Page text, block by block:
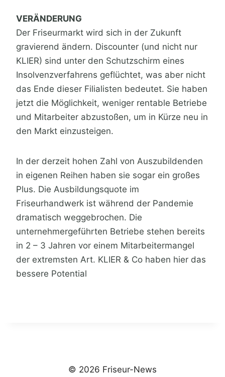
VERÄNDERUNG
Der Friseurmarkt wird sich in der Zukunft
gravierend ändern. Discounter (und nicht nur
KLIER) sind unter den Schutzschirm eines
Insolvenzverfahrens geflüchtet, was aber nicht
das Ende dieser Filialisten bedeutet. Sie haben
jetzt die Möglichkeit, weniger rentable Betriebe
und Mitarbeiter abzustoßen, um in Kürze neu in
den Markt einzusteigen.
In der derzeit hohen Zahl von Auszubildenden
in eigenen Reihen haben sie sogar ein großes
Plus. Die Ausbildungsquote im
Friseurhandwerk ist während der Pandemie
dramatisch weggebrochen. Die
unternehmergeführten Betriebe stehen bereits
in 2 – 3 Jahren vor einem Mitarbeitermangel
der extremsten Art. KLIER & Co haben hier das
bessere Potential
© 2026 Friseur-News